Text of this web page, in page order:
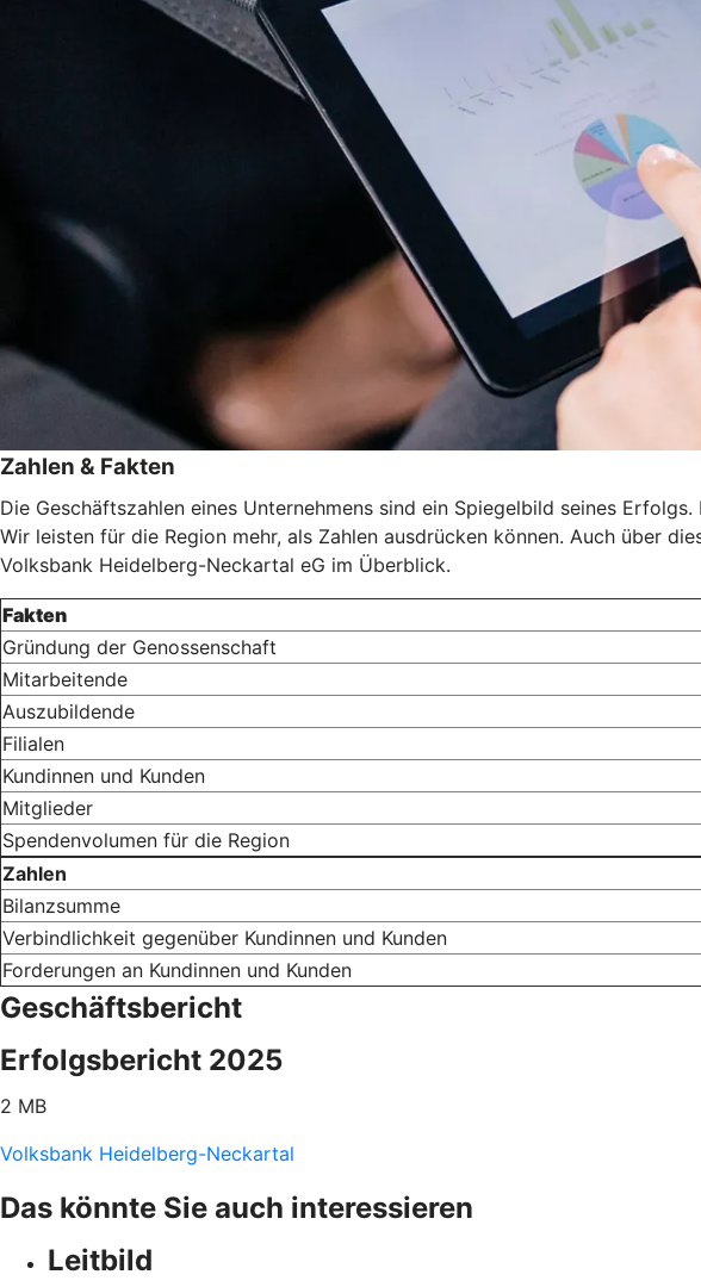
Zahlen & Fakten
Die Geschäftszahlen eines Unternehmens sind ein Spiegelbild seines
Wir leisten für die Region mehr, als Zahlen ausdrücken können. Auch über
Volksbank Heidelberg-Neckartal eG im Überblick.
Fakten
Gründung der Genossenschaft
Mitarbeitende
Auszubildende
Filialen
Kundinnen und Kunden
Mitglieder
Spendenvolumen für die Region
Zahlen
Bilanzsumme
Verbindlichkeit gegenüber Kundinnen und Kunden
Forderungen an Kundinnen und Kunden
Geschäftsbericht
Erfolgsbericht 2025
2 MB
Volksbank Heidelberg-Neckartal
Das könnte Sie auch interessieren
Leitbild